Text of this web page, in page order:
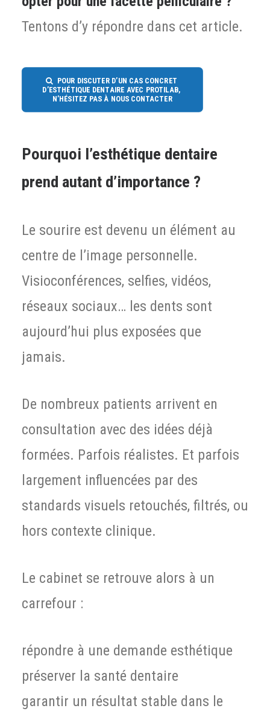
Tentons d’y répondre dans cet article.
POUR DISCUTER D’UN CAS CONCRET
D’ESTHÉTIQUE DENTAIRE AVEC PROTILAB,
N’HÉSITEZ PAS À NOUS CONTACTER
Pourquoi l’esthétique dentaire
prend autant d’importance ?
Le sourire est devenu un élément au
centre de l’image personnelle.
Visioconférences, selfies, vidéos,
réseaux sociaux… les dents sont
aujourd’hui plus exposées que
jamais.
De nombreux patients arrivent en
consultation avec des idées déjà
formées. Parfois réalistes. Et parfois
largement influencées par des
standards visuels retouchés, filtrés, ou
hors contexte clinique.
Le cabinet se retrouve alors à un
carrefour :
répondre à une demande esthétique
préserver la santé dentaire
garantir un résultat stable dans le